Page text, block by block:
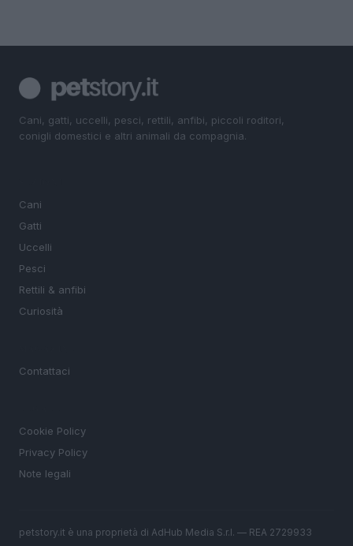
Cani, gatti, uccelli, pesci, rettili, anfibi, piccoli roditori,
conigli domestici e altri animali da compagnia.
Cani
Gatti
Uccelli
Pesci
Rettili & anfibi
Curiosità
Contattaci
Cookie Policy
Privacy Policy
Note legali
petstory.it è una proprietà di AdHub Media S.r.l. — REA 2729933